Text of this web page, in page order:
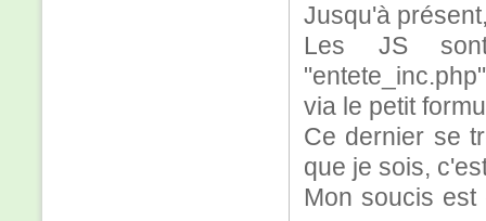
Jusqu'à
Les JS
via le petit
Ce dernier se
que je sois,
Mon soucis